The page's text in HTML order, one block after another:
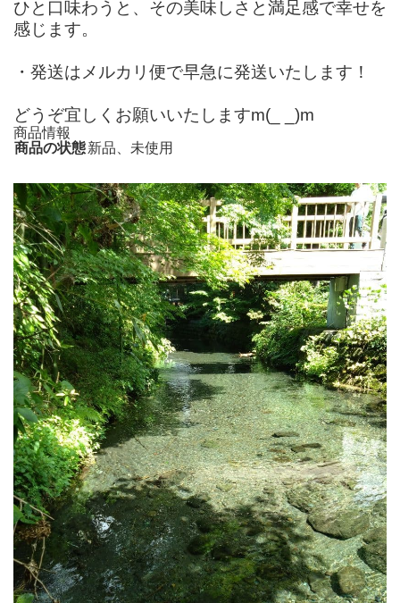
ひと口味わうと、その美味しさと満足感で幸せを
感じます。
・発送はメルカリ便で早急に発送いたします！
どうぞ宜しくお願いいたしますm(_ _)m
商品情報
商品の状態新品、未使用